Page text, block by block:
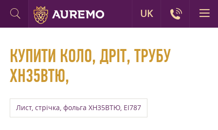
КУПИТИ КОЛО, ДРІТ, ТРУБУ
ХН35ВТЮ,
Лист, стрічка, фольга ХН35ВТЮ, ЕІ787
UK